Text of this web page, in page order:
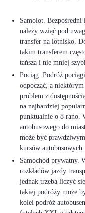
Samolot. Bezpośredni
należy wziąć pod
transfer na lotnisko.
takim transferem
tańsza i nie mniej
Pociąg. Podróż
odpocząć, a
problem z
na najbardziej
punktualnie o 8 rano.
autobusowego do
może być
kursów autobusowych
Samochód prywatny.
rozkładów jazdy
jednak trzeba liczyć
takiej podróży może
kolei podróż